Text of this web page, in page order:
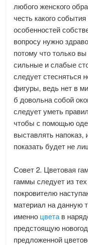
любого женского
честь какого
особенностей
вопросу нужно
потому что только
сильные и слабые
следует стесняться
фигуры, ведь нет в
б довольна собой
следует уметь
чтобы с помощью
выставлять напоказ,
показать будет не
Совет 2. Цветовая
гаммы следует из
покровителю
материал на данную
именно цвета в
предстоящую
предложенной